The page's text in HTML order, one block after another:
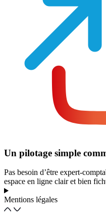
Un pilotage simple
Pas besoin d’être expert-
espace en ligne clair et bien
Mentions légales